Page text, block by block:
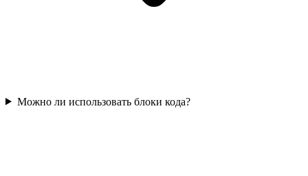
Можно ли использовать блоки кода?